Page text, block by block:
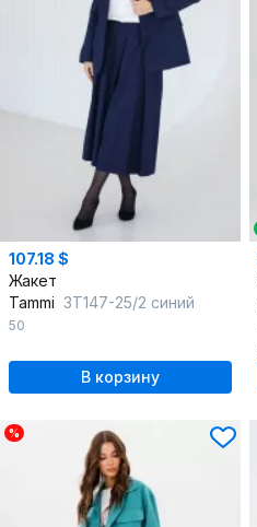
107.18 $
Жакет
Tammi 3Т147-25/2 синий
50
В корзину
%